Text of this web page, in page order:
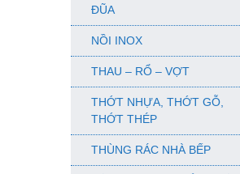
ĐŨA
NỒI INOX
THAU – RỔ – VỢT
THỚT NHỰA, THỚT GỖ,
THỚT THÉP
THÙNG RÁC NHÀ BẾP